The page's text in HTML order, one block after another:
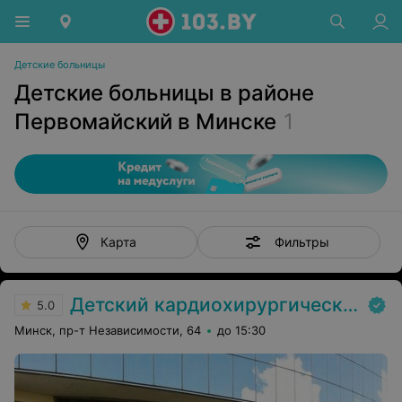
Детские больницы
Детские больницы в районе
Первомайский в Минске 1
Карта Фильтры
5.0 Детский кардиохирургический центр
Минск, пр-т Независимости, 64 до 15:30